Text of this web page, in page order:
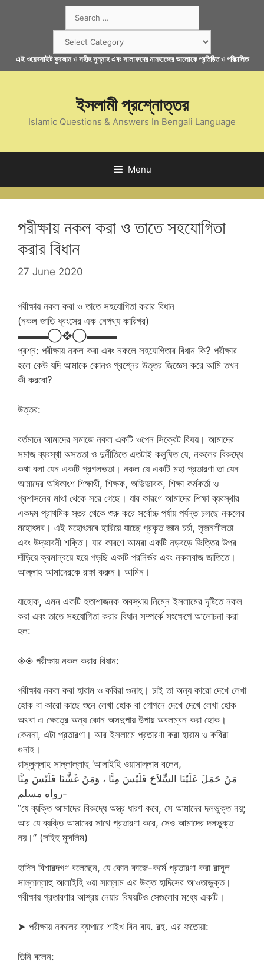
for:
এই ওয়েবসাইট কুরআন ও সহীহ সুন্নাহ এবং সালাফদের মানহাজের আলোকে প্রতিষ্ঠিত ও পরিচালিত
ইসলামী প্রশ্নোত্তর
Islamic Questions & Answers In Bengali Language
Menu
পরীক্ষায় নকল করা ও তাতে সহযোগিতা
করার বিধান
27 June 2020
পরীক্ষায় নকল করা ও তাতে সহযোগিতা করার বিধান
(নকল জাতি ধ্বংসের এক নেপথ্য কারিগর)
▬▬▬◯❖◯▬▬▬
প্রশ্ন: পরীক্ষায় নকল করা এবং নকলে সহযোগিতার বিধান কি? পরীক্ষার
হলে কেউ যদি আমাকে কোনও প্রশ্নের উত্তর জিজ্ঞেস করে আমি তখন
কী করবো?
উত্তর:
বর্তমানে আমাদের সমাজে নকল একটি ওপেন সিক্রেট বিষয়। আমাদের
সমাজ ব্যবস্থা অসততা ও দুর্নীতিতে এতটাই কলুষিত যে, নকলের বিরুদ্ধে
কথা বলা যেন একটি প্রগলভতা। নকল যে একটি মহা প্রতারণা তা যেন
আমাদের অধিকাংশ শিক্ষার্থী, শিক্ষক, অভিভাবক, শিক্ষা কর্মকর্তা ও
প্রশাসনের মাথা থেকে সরে গেছে। যার কারণে আমাদের শিক্ষা ব্যবস্থার
একদম প্রাথমিক স্তর থেকে শুরু করে সর্বোচ্চ পর্যায় পর্যন্ত চলছে নকলের
মহোৎসব। এই মহোৎসবে হারিয়ে যাচ্ছে প্রকৃত জ্ঞান চর্চা, সৃজনশীলতা
এবং উদ্ভাবনী শক্তি। যার কারণে আমরা একটি নড়বড়ে ভিত্তির উপর
দাঁড়িয়ে ক্রমান্বয়ে হয়ে পড়ছি একটি পরনির্ভর এবং নকলবাজ জাতিতে।
আল্লাহ আমাদেরকে রক্ষা করুন। আমিন।
যাহোক, এমন একটি হতাশাজনক অবস্থায় নিম্নে ইসলামের দৃষ্টিতে নকল
করা এবং তাতে সহযোগিতা করার বিধান সম্পর্কে সংক্ষেপে আলোচনা করা
হল:
◈◈ পরীক্ষায় নকল করার বিধান:
পরীক্ষায় নকল করা হারাম ও কবিরা গুনাহ। চাই তা অন্য কারো দেখে লেখা
হোক বা কারো কাছে শুনে লেখা হোক বা গোপনে দেখে দেখে লেখা হোক
অথবা এ ক্ষেত্রে অন্য কোন অসদুপায় উপায় অবলম্বন করা হোক।
কেননা, এটা প্রতারণা। আর ইসলামে প্রতারণা করা হারাম ও কবিরা
গুনাহ।
রাসূলুল্লাহ সাল্লাল্লাহু ‘আলাইহি ওয়াসাল্লাম বলেন,
مَنْ حَمَلَ عَلَيْنَا السِّلاَحَ فَلَيْسَ مِنَّا ، وَمَنْ غَشَّنَا فَلَيْسَ مِنَّا
-رواه مسلم
“যে ব্যক্তি আমাদের বিরুদ্ধে অস্ত্র ধারণ করে, সে আমাদের দলভুক্ত নয়;
আর যে ব্যক্তি আমাদের সাথে প্রতারণা করে, সেও আমাদের দলভুক্ত
নয়।” (সহিহ মুসলিম)
হাদিস বিশারদগণ বলেছেন, যে কোন কাজে-কর্মে প্রতারণা করা রাসূল
সাল্লাল্লাহু আলাইহি ওয়া সাল্লাম এর উক্ত হাদিসের আওতাভুক্ত।
পরীক্ষায় প্রতারণার আশ্রয় নেয়ার বিষয়টিও সেগুলোর মধ্যে একটি।
➤ পরীক্ষায় নকলের ব্যাপারে শাইখ বিন বায. রহ. এর ফতোয়া:
তিনি বলেন: